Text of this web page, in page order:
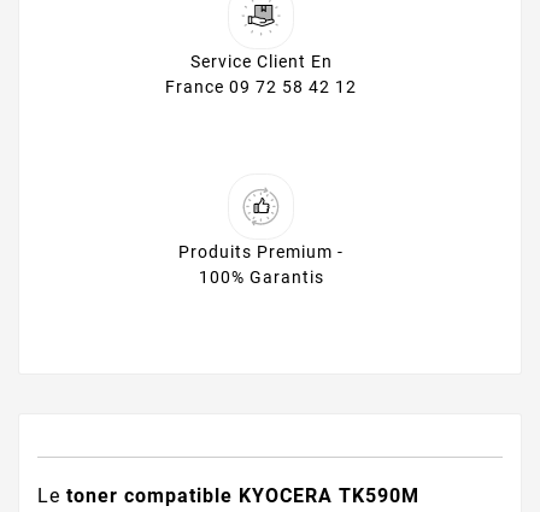
Service Client En
France 09 72 58 42 12
Produits Premium -
100% Garantis
Le toner compatible KYOCERA TK590M